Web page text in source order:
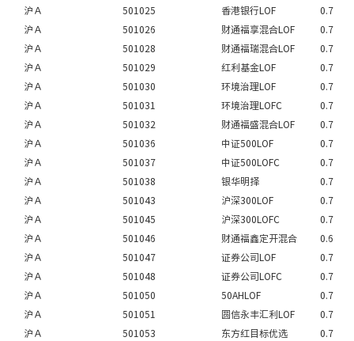
沪Ａ
501025 香港银行LOF
0.7
沪Ａ
501026 财通福享混合LOF
0.7
沪Ａ
501028 财通福瑞混合LOF
0.7
沪Ａ
501029 红利基金LOF
0.7
沪Ａ
501030 环境治理LOF
0.7
沪Ａ
501031 环境治理LOFC
0.7
沪Ａ
501032 财通福盛混合LOF
0.7
沪Ａ
501036 中证500LOF
0.7
沪Ａ
501037 中证500LOFC
0.7
沪Ａ
501038 银华明择
0.7
沪Ａ
501043 沪深300LOF
0.7
沪Ａ
501045 沪深300LOFC
0.7
沪Ａ
501046 财通福鑫定开混合
0.6
沪Ａ
501047 证券公司LOF
0.7
沪Ａ
501048 证券公司LOFC
0.7
沪Ａ
501050 50AHLOF
0.7
沪Ａ
501051 圆信永丰汇利LOF
0.7
沪Ａ
501053 东方红目标优选
0.7